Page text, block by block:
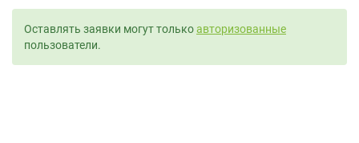
Оставлять заявки могут толькоавторизованные
пользователи.